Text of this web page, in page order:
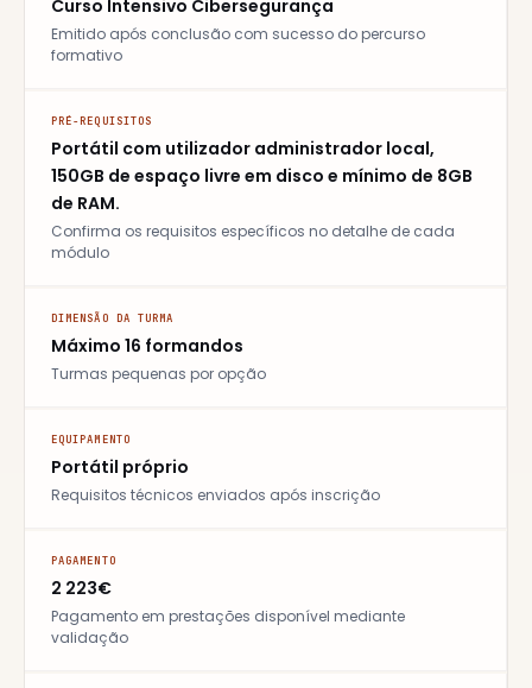
Curso Intensivo Cibersegurança
Emitido após conclusão com sucesso do percurso
formativo
PRÉ-REQUISITOS
Portátil com utilizador administrador local,
150GB de espaço livre em disco e mínimo de 8GB
de RAM.
Confirma os requisitos específicos no detalhe de cada
módulo
DIMENSÃO DA TURMA
Máximo 16 formandos
Turmas pequenas por opção
EQUIPAMENTO
Portátil próprio
Requisitos técnicos enviados após inscrição
PAGAMENTO
2 223€
Pagamento em prestações disponível mediante
validação